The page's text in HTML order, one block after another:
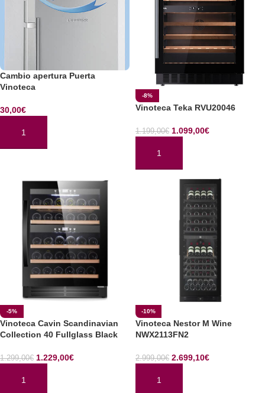
Cambio apertura Puerta
Vinoteca
30,00€
AÑADIR AL CARRITO
-8%
Vinoteca Teka RVU20046
1.199,00€ 1.099,00€
AÑADIR AL CARRITO
-5%
Vinoteca Cavin Scandinavian
Collection 40 Fullglass Black
1.299,00€ 1.229,00€
AÑADIR AL CARRITO
-10%
Vinoteca Nestor M Wine
NWX2113FN2
2.999,00€ 2.699,10€
AÑADIR AL CARRITO